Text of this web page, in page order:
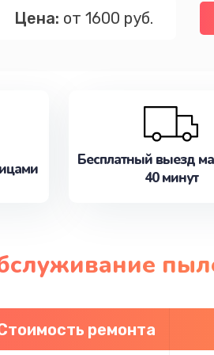
Цена: от 1600 руб.
Бесплатный выезд
40 минут
ремонта